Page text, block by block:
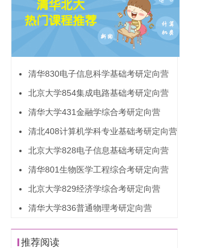
清华830电子信息科学基础考研定向营
北京大学854集成电路基础考研定向营
清华大学431金融学综合考研定向营
清北408计算机学科专业基础考研定向营
北京大学828电子信息基础考研定向营
清华801生物医学工程综合考研定向营
北京大学829经济学综合考研定向营
清华大学836普通物理考研定向营
推荐阅读